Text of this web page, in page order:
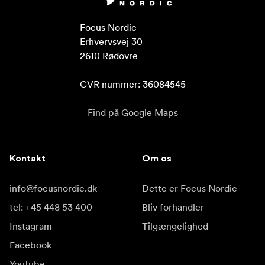
Hot Plug-understøttelse
Boot-understøttelse
Formateret som 4 disk RAID 0 til Mac. Brug
SoftRAID til Windows for at konvertere til pc.
Drev-grænseflade
Focus Nordic
Erhvervsvej 30
2610 Rødovre
CVR nummer: 36084545
Find på Google Maps
Kontakt
info@focusnordic.dk
tel: +45 448 53 400
Instagram
Facebook
Om os
Dette er Focus Nordic
Bliv forhandler
Tilgængelighed